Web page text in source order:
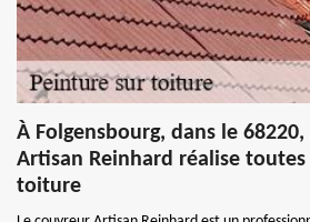
À Folgensbourg, dans le
Artisan Reinhard réalise
toiture